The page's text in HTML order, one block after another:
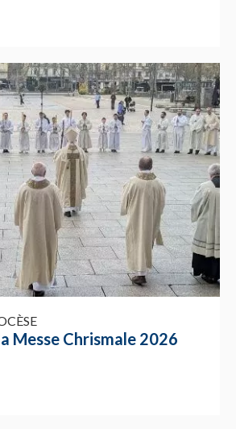
Messe Chrismale 2026